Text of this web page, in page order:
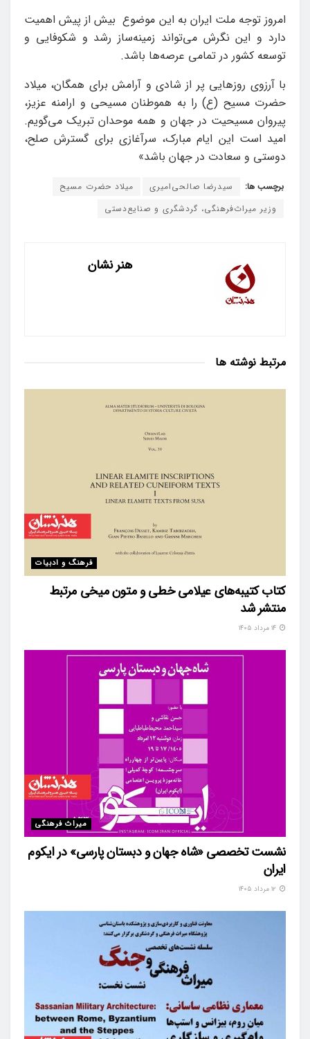
امروز توجه ملت ایران به این موضوع بیش از پیش اهمیت
دارد و این نگرش می‌تواند زمینه‌ساز رشد و شکوفایی و
توسعه کشور در تمامی عرصه‌ها باشد.
با آرزوی روزهایی پر از شادی و آرامش برای همگان، میلاد
حضرت مسیح (ع) را به هموطنان مسیحی و ارامنه عزیز،
پیروان مسیحیت در جهان و همه موحدان تبریک می‌گویم.
امید است این ایام مبارک، سرآغازی برای گسترش صلح،
دوستی و سعادت در جهان باشد»
برچسب ها: سیدرضا صالحی‌امیری
میلاد حضرت مسیح
وزیر میراث‌فرهنگی، گردشگری و صنایع‌دستی
هنر نشان
مرتبط نوشته ها
فرهنگ و ادبیات
کتاب کتیبه‌های عیلامی خطی و متون میخی مرتبط
منتشر شد
میراث فرهنگی
نشست تخصصی «شاه‌ جهان و دبستان پارسی» در ایکوم
ایران